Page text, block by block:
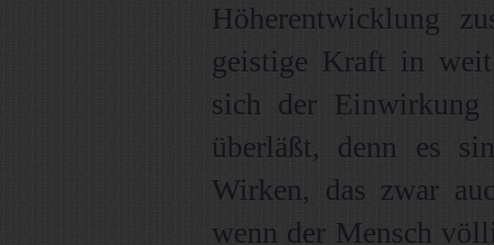
Höherentwicklung
geistige Kraft in
sich der Einwirkung
überläßt, denn es
Wirken, das zwar
wenn der Mensch